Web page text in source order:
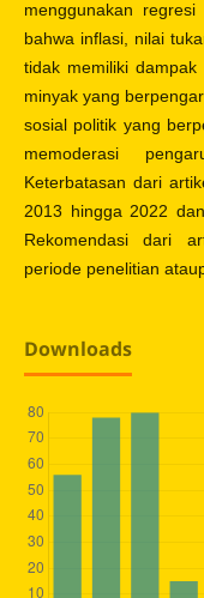
menggunakan
bahwa inflasi, nilai
tidak memiliki
minyak yang
sosial politik yang
memoderasi
Keterbatasan dari
2013 hingga 2022
Rekomendasi dari
periode penelitian
Downloads